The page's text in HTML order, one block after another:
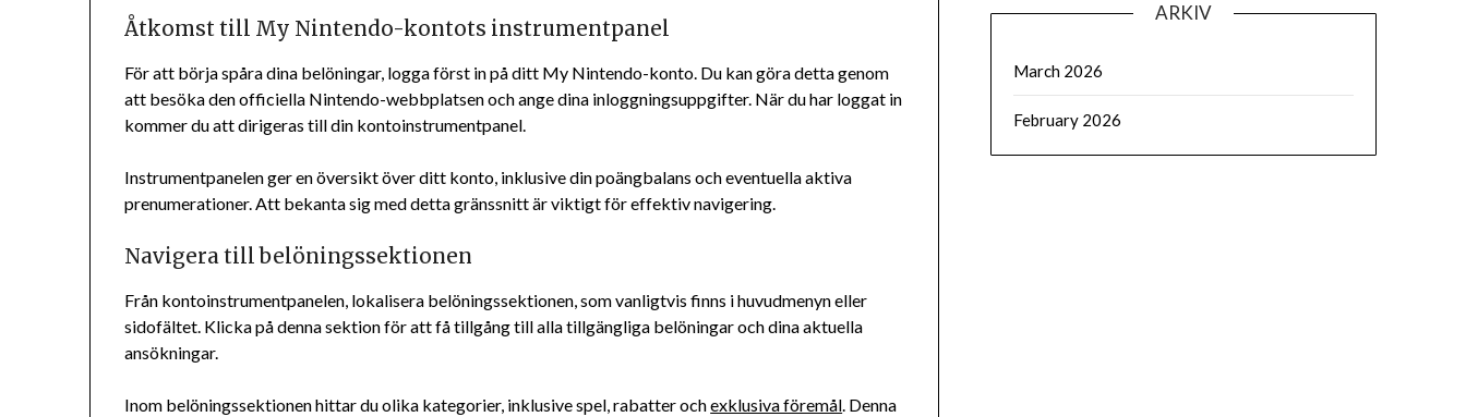
Åtkomst till My Nintendo-kontots instrumentpanel
För att börja spåra dina belöningar, logga först in på ditt My Nintendo-konto. Du kan göra detta genom
att besöka den officiella Nintendo-webbplatsen och ange dina inloggningsuppgifter. När du har loggat in
kommer du att dirigeras till din kontoinstrumentpanel.
Instrumentpanelen ger en översikt över ditt konto, inklusive din poängbalans och eventuella aktiva
prenumerationer. Att bekanta sig med detta gränssnitt är viktigt för effektiv navigering.
Navigera till belöningssektionen
Från kontoinstrumentpanelen, lokalisera belöningssektionen, som vanligtvis finns i huvudmenyn eller
sidofältet. Klicka på denna sektion för att få tillgång till alla tillgängliga belöningar och dina aktuella
ansökningar.
Inom belöningssektionen hittar du olika kategorier, inklusive spel, rabatter ochexklusiva föremål. Denna
ARKIV
March 2026
February 2026